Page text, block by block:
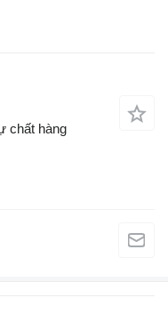
chất hàng